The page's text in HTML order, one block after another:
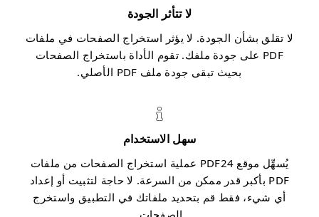
لا تتأثر الجودة
لا تقلق بشأن الجودة. لا يؤثر استخراج الصفحات في ملفات
PDF على جودة ملفك. تقوم الأداة باستخراج الصفحات
بحيث تبقى جودة ملف PDF الأصلي.
سهل الاستخدام
يُسهِّل موقع PDF24 عملية استخراج الصفحات من ملفات
PDF بأكبر قدر ممكن من السرعة. لا حاجة لتثبيت أو إعداد
أي شيء، فقط قم بتحديد ملفاتك في التطبيق واستخرج
الصفحات.